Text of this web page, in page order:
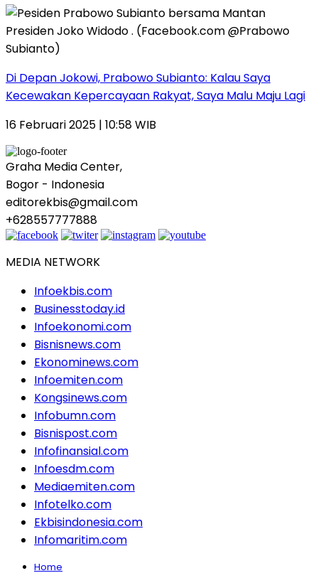
Di Depan Jokowi, Prabowo Subianto: Kalau Saya
Kecewakan Kepercayaan Rakyat, Saya Malu Maju Lagi
16 Februari 2025 | 10:58 WIB
Graha Media Center,
Bogor - Indonesia
editorekbis@gmail.com
+628557777888
MEDIA NETWORK
Infoekbis.com
Businesstoday.id
Infoekonomi.com
Bisnisnews.com
Ekonominews.com
Infoemiten.com
Kongsinews.com
Infobumn.com
Bisnispost.com
Infofinansial.com
Infoesdm.com
Mediaemiten.com
Infotelko.com
Ekbisindonesia.com
Infomaritim.com
Home